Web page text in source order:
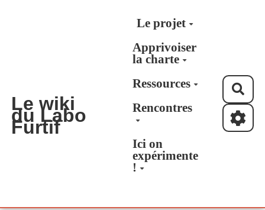
Aller au contenu principal
Le wiki
du Labo
Furtif
Le projet
Apprivoiser
la charte
Ressources
Rencontres
Ici on
expérimente
!